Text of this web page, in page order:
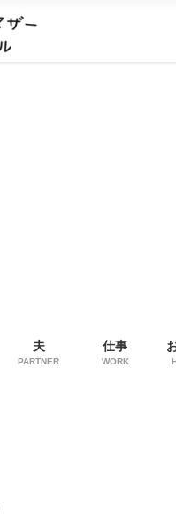
夫
PARTNER
仕事
WORK